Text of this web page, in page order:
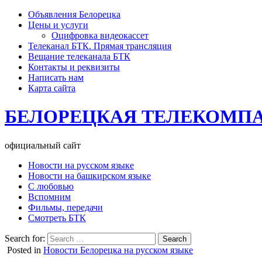
Объявления Белорецка
Цены и услуги
Оцифровка видеокассет
Телеканал БТК. Прямая трансляция
Вещание телеканала БТК
Контакты и реквизиты
Написать нам
Карта сайта
БЕЛОРЕЦКАЯ
официальный сайт
Новости на русском языке
Новости на башкирском языке
С любовью
Вспомним
Фильмы, передачи
Смотреть БТК
Search for:
Posted in Новости Белорецка на русском языке